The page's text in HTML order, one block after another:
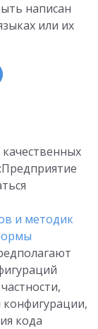
написан
или их
и методик
кода